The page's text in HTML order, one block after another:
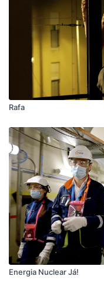
Rafa
Energia Nuclear Já!